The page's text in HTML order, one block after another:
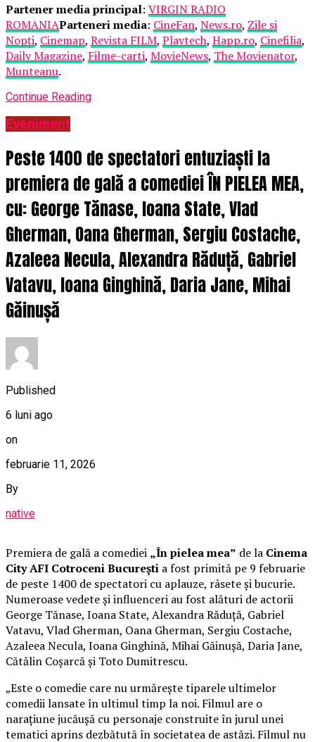
Partener media principal: VIRGIN RADIO
ROMANIAParteneri media: CineFan, News.ro, Zile și
Nopți, Cinemap, Revista FILM, Playtech, Happ.ro, Cinefilia,
Daily Magazine, Filme-carti, MovieNews, The Movienator,
Munteanu.
Continue Reading
Eveniment
Peste 1400 de spectatori entuziaști la
premiera de gală a comediei ÎN PIELEA MEA,
cu: George Tănase, Ioana State, Vlad
Gherman, Oana Gherman, Sergiu Costache,
Azaleea Necula, Alexandra Răduță, Gabriel
Vatavu, Ioana Ginghină, Daria Jane, Mihai
Găinușă
Published
6 luni ago
on
februarie 11, 2026
By
native
Premiera de gală a comediei „În pielea mea” de la Cinema
City AFI Cotroceni București a fost primită pe 9 februarie
de peste 1400 de spectatori cu aplauze, râsete și bucurie.
Numeroase vedete și influenceri au fost alături de actorii
George Tănase, Ioana State, Alexandra Răduță, Gabriel
Vatavu, Vlad Gherman, Oana Gherman, Sergiu Costache,
Azaleea Necula, Ioana Ginghină, Mihai Găinușă, Daria Jane,
Cătălin Coșarcă și Toto Dumitrescu.
„Este o comedie care nu urmărește tiparele ultimelor
comedii lansate în ultimul timp la noi. Filmul are o
narațiune jucăușă cu personaje construite în jurul unei
tematici aprins dezbătută în societatea de astăzi. Filmul nu